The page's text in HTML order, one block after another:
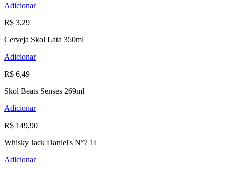
Adicionar
R$ 3,29
Cerveja Skol Lata 350ml
Adicionar
R$ 6,49
Skol Beats Senses 269ml
Adicionar
R$ 149,90
Whisky Jack Daniel's N°7 1L
Adicionar